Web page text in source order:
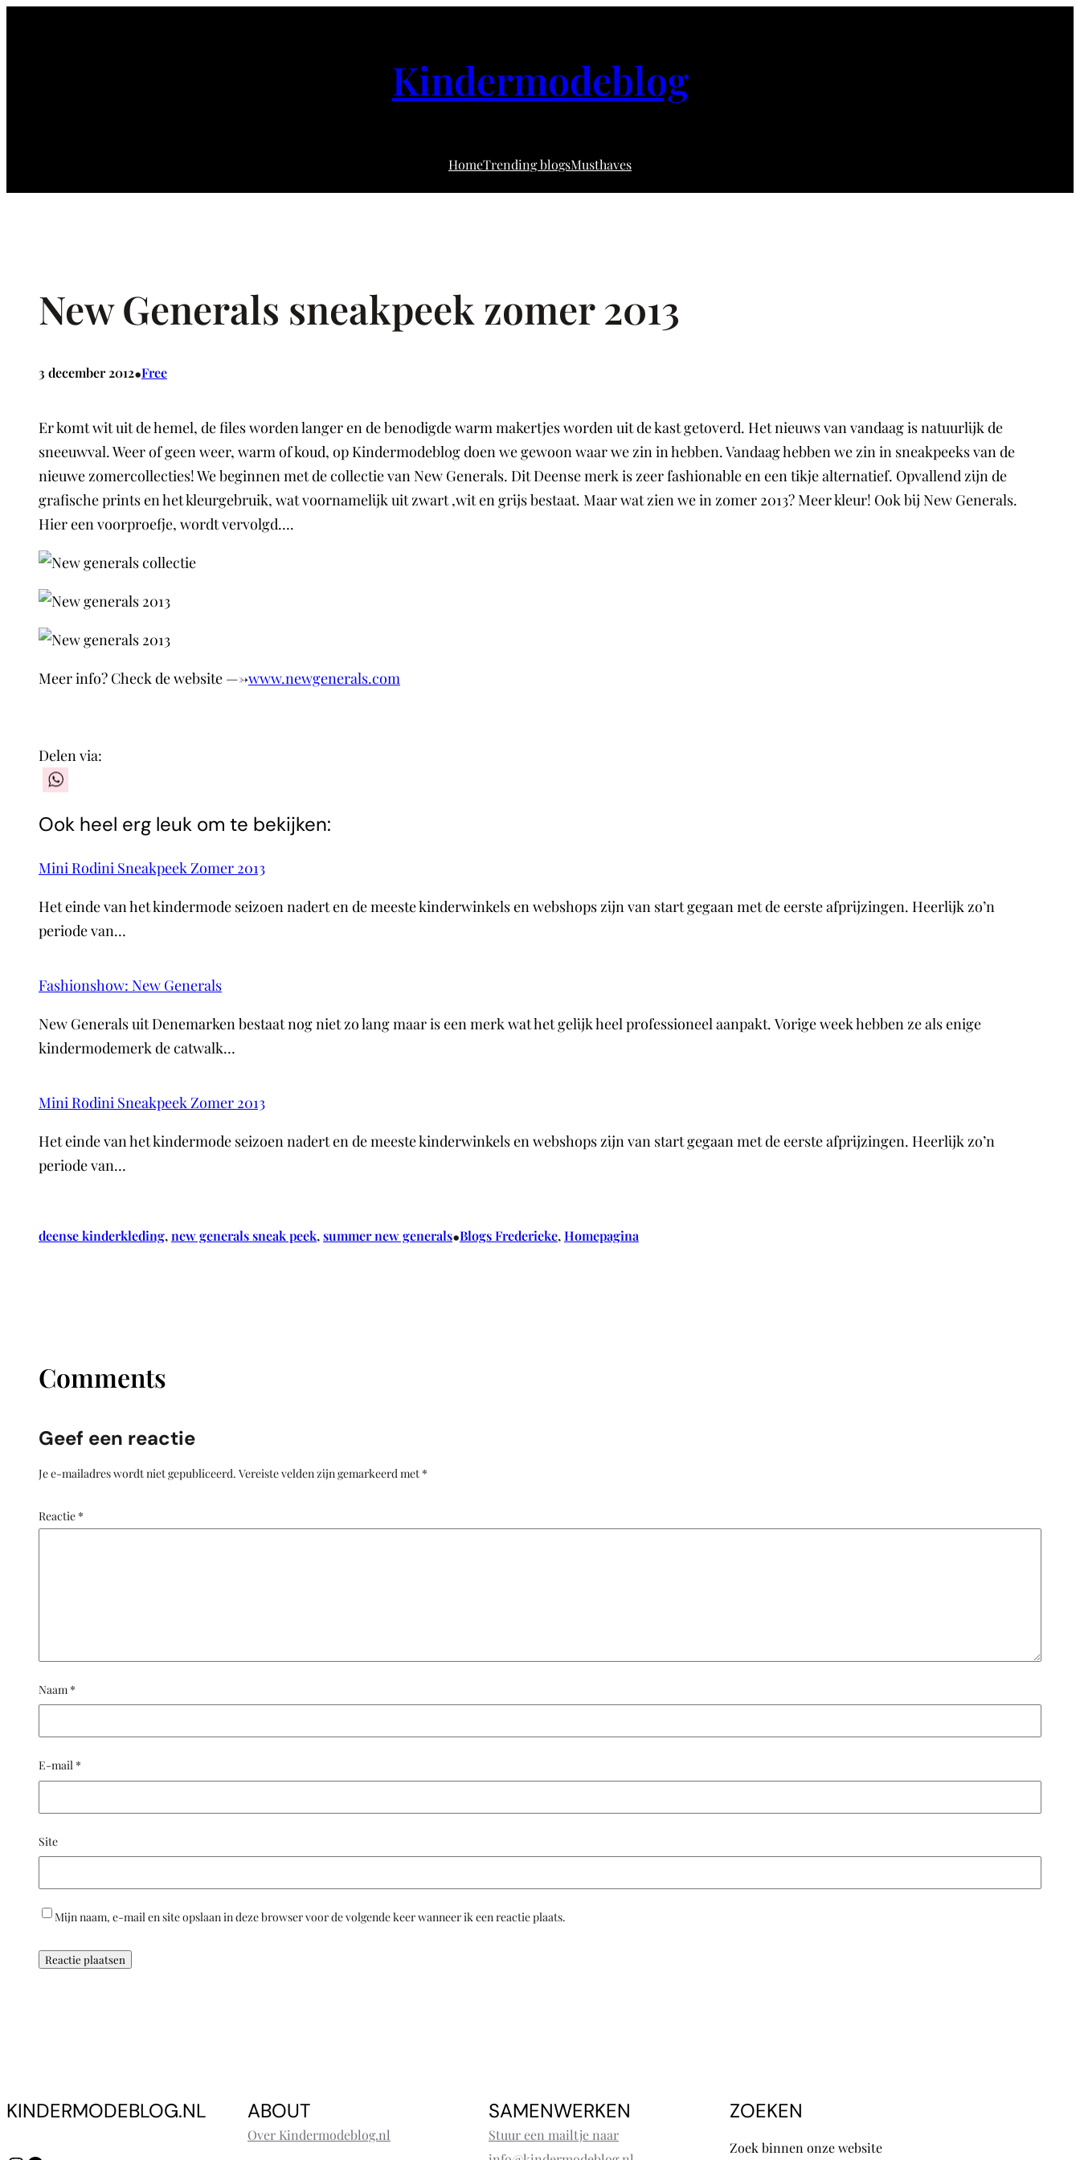
Kindermodeblog
HomeTrending blogsMusthaves
New Generals sneakpeek zomer 2013
3 december 2012•Free
Er komt wit uit de hemel, de files worden langer en de benodigde warm makertjes worden uit de kast getoverd. Het nieuws van vandaag is natuurlijk de
sneeuwval. Weer of geen weer, warm of koud, op Kindermodeblog doen we gewoon waar we zin in hebben. Vandaag hebben we zin in sneakpeeks van de
nieuwe zomercollecties! We beginnen met de collectie van New Generals. Dit Deense merk is zeer fashionable en een tikje alternatief. Opvallend zijn de
grafische prints en het kleurgebruik, wat voornamelijk uit zwart ,wit en grijs bestaat. Maar wat zien we in zomer 2013? Meer kleur! Ook bij New Generals.
Hier een voorproefje, wordt vervolgd….
Meer info? Check de website —->www.newgenerals.com
Delen via:
Ook heel erg leuk om te bekijken:
Mini Rodini Sneakpeek Zomer 2013
Het einde van het kindermode seizoen nadert en de meeste kinderwinkels en webshops zijn van start gegaan met de eerste afprijzingen. Heerlijk zo’n
periode van…
Fashionshow: New Generals
New Generals uit Denemarken bestaat nog niet zo lang maar is een merk wat het gelijk heel professioneel aanpakt. Vorige week hebben ze als enige
kindermodemerk de catwalk…
Mini Rodini Sneakpeek Zomer 2013
Het einde van het kindermode seizoen nadert en de meeste kinderwinkels en webshops zijn van start gegaan met de eerste afprijzingen. Heerlijk zo’n
periode van…
deense kinderkleding, new generals sneak peek, summer new generals•Blogs Frederieke, Homepagina
Comments
Geef een reactie
Je e-mailadres wordt niet gepubliceerd. Vereiste velden zijn gemarkeerd met *
Reactie *
Naam *
E-mail *
Site
Mijn naam, e-mail en site opslaan in deze browser voor de volgende keer wanneer ik een reactie plaats.
KINDERMODEBLOG.NL ABOUT
Over Kindermodeblog.nl
SAMENWERKEN
Stuur een mailtje naar
ZOEKEN
Zoek binnen onze website